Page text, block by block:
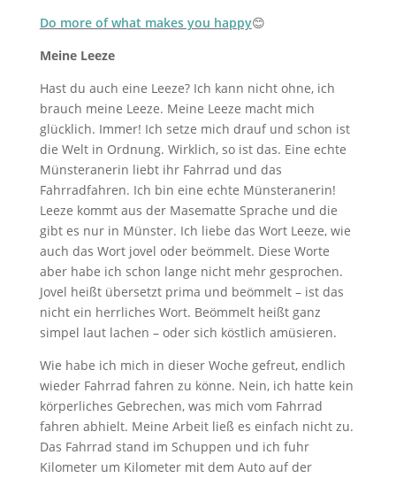
Do more of what makes you happy😊
Meine Leeze
Hast du auch eine Leeze? Ich kann nicht ohne, ich
brauch meine Leeze. Meine Leeze macht mich
glücklich. Immer! Ich setze mich drauf und schon ist
die Welt in Ordnung. Wirklich, so ist das. Eine echte
Münsteranerin liebt ihr Fahrrad und das
Fahrradfahren. Ich bin eine echte Münsteranerin!
Leeze kommt aus der Masematte Sprache und die
gibt es nur in Münster. Ich liebe das Wort Leeze, wie
auch das Wort jovel oder beömmelt. Diese Worte
aber habe ich schon lange nicht mehr gesprochen.
Jovel heißt übersetzt prima und beömmelt – ist das
nicht ein herrliches Wort. Beömmelt heißt ganz
simpel laut lachen – oder sich köstlich amüsieren.
Wie habe ich mich in dieser Woche gefreut, endlich
wieder Fahrrad fahren zu könne. Nein, ich hatte kein
körperliches Gebrechen, was mich vom Fahrrad
fahren abhielt. Meine Arbeit ließ es einfach nicht zu.
Das Fahrrad stand im Schuppen und ich fuhr
Kilometer um Kilometer mit dem Auto auf der